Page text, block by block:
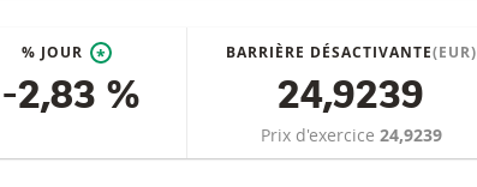
% JOUR *
-2,83 %
BARRIÈRE DÉSACTIVANTE(EUR)
24,9239
Prix d'exercice 24,9239